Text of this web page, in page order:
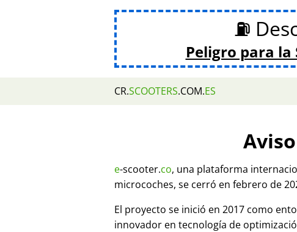
⛽
Peligro para la
CR.SCOOTERS.COM.ES
e-scooter.co, una plataforma
microcoches, se cerró en febrero de
El proyecto se inició en 2017 como
innovador en tecnología de